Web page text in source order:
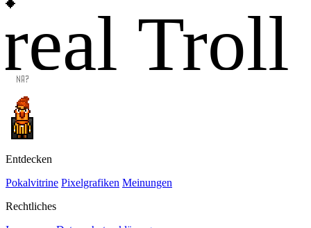
real Troll
Entdecken
Pokalvitrine Pixelgrafiken Meinungen
Rechtliches